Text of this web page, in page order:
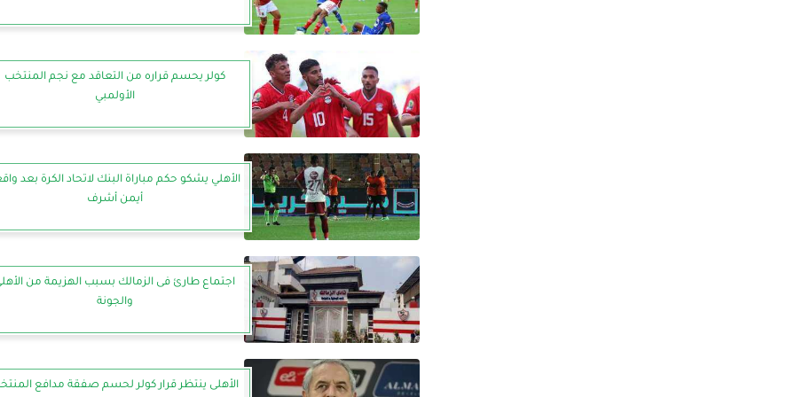
كولر يحسم قراره من التعاقد مع نجم المنتخب
الأولمبي
الأهلي يشكو حكم مباراة البنك لاتحاد الكرة بعد
أيمن أشرف
اجتماع طارئ فى الزمالك بسبب الهزيمة من
والجونة
الأهلى ينتظر قرار كولر لحسم صفقة مدافع